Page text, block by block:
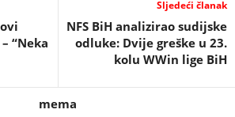
“Neka
Sljedeći članak
NFS BiH analizirao sudijske
odluke: Dvije greške u 23.
kolu WWin lige BiH
mema